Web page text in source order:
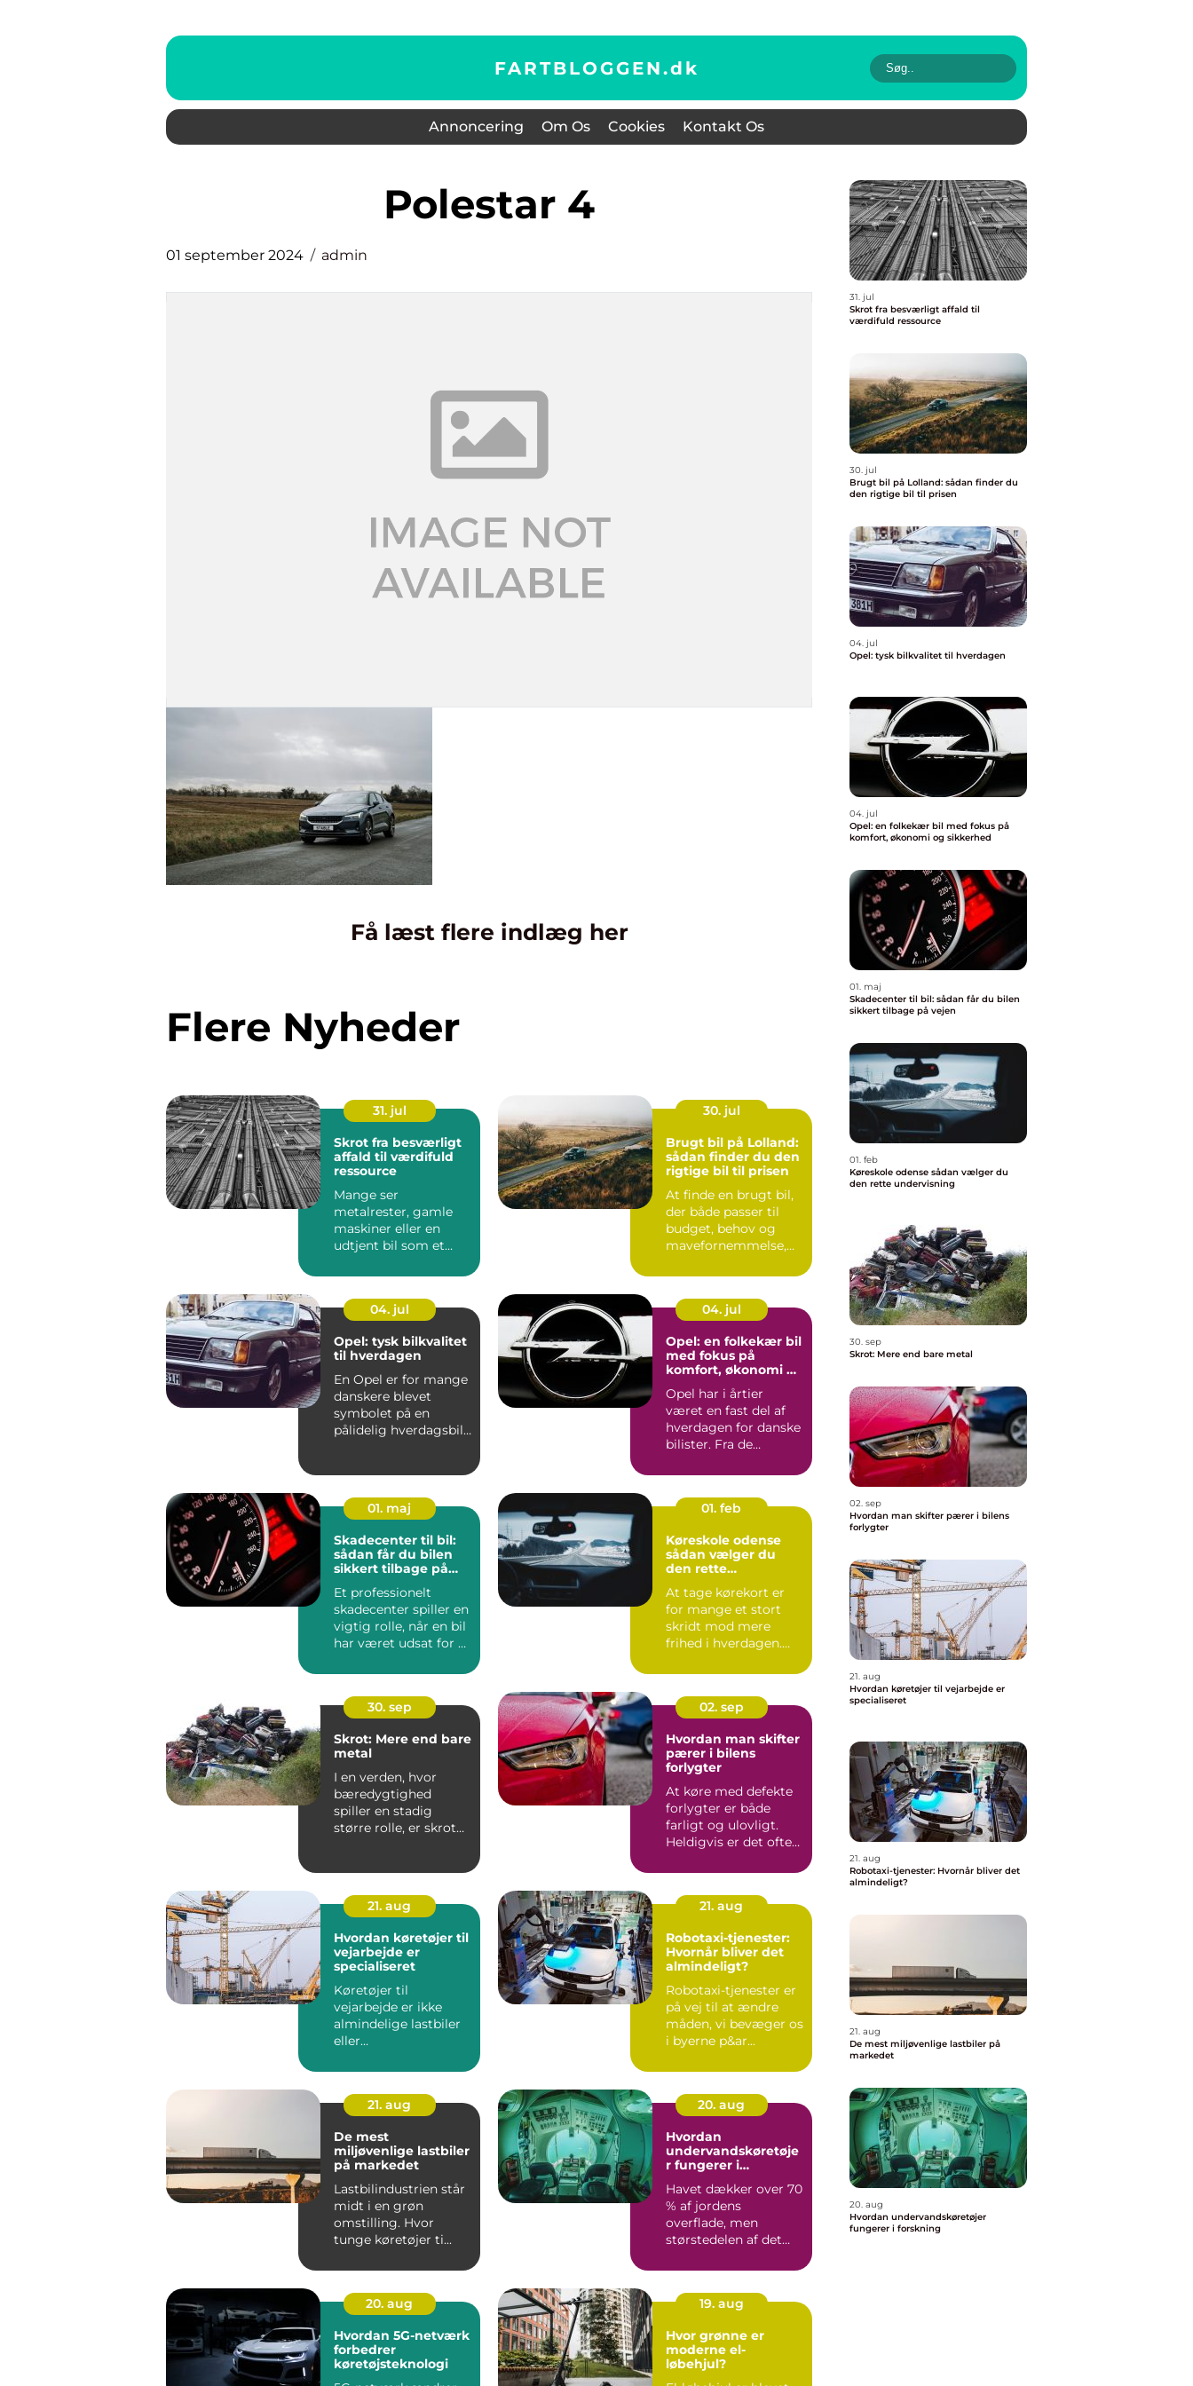
FARTBLOGGEN.dk
Annoncering Om Os Cookies Kontakt Os
Polestar 4
01 september 2024 admin
Få læst flere indlæg her
Flere Nyheder
31. jul
Skrot fra besværligt
affald til værdifuld
ressource
Mange ser
metalrester, gamle
maskiner eller en
udtjent bil som et
fylder op. Men s...
30. jul
Brugt bil på Lolland:
sådan finder du den
rigtige bil til prisen
At finde en brugt bil,
der både passer til
budget, behov og
mavefornemmelse,
04. jul
Opel: tysk bilkvalitet
til hverdagen
En Opel er for mange
danskere blevet
symbolet på en
pålidelig hverdagsbil,
04. jul
Opel: en folkekær bil
med fokus på
komfort, økonomi og
Opel har i årtier
været en fast del af
hverdagen for danske
bilister. Fra de
01. maj
Skadecenter til bil:
sådan får du bilen
sikkert tilbage på
Et professionelt
skadecenter spiller en
vigtig rolle, når en bil
har været udsat for et
01. feb
Køreskole odense
sådan vælger du
den rette
At tage kørekort er
for mange et stort
skridt mod mere
frihed i hverdagen.
har...
30. sep
Skrot: Mere end bare
metal
I en verden, hvor
bæredygtighed
spiller en stadig
større rolle, er skrot
02. sep
Hvordan man skifter
pærer i bilens
forlygter
At køre med defekte
forlygter er både
farligt og ulovligt.
Heldigvis er det ofte
21. aug
Hvordan køretøjer til
vejarbejde er
specialiseret
Køretøjer til
vejarbejde er ikke
almindelige lastbiler
eller
21. aug
Robotaxi-tjenester:
Hvornår bliver det
almindeligt?
Robotaxi-tjenester er
på vej til at ændre
måden, vi bevæger os
i byerne p&ar...
21. aug
De mest
miljøvenlige lastbiler
på markedet
Lastbilindustrien står
midt i en grøn
omstilling. Hvor
tunge køretøjer ti...
20. aug
Hvordan
undervandskøretøje
r fungerer i
Havet dækker over 70
% af jordens
overflade, men
størstedelen af det
20. aug
Hvordan 5G-netværk
forbedrer
køretøjsteknologi
19. aug
Hvor grønne er
moderne el-
løbehjul?
31. jul
Skrot fra besværligt affald til
værdifuld ressource
30. jul
Brugt bil på Lolland: sådan finder du
den rigtige bil til prisen
04. jul
Opel: tysk bilkvalitet til hverdagen
04. jul
Opel: en folkekær bil med fokus på
komfort, økonomi og sikkerhed
01. maj
Skadecenter til bil: sådan får du bilen
sikkert tilbage på vejen
01. feb
Køreskole odense sådan vælger du
den rette undervisning
30. sep
Skrot: Mere end bare metal
02. sep
Hvordan man skifter pærer i bilens
forlygter
21. aug
Hvordan køretøjer til vejarbejde er
specialiseret
21. aug
Robotaxi-tjenester: Hvornår bliver det
almindeligt?
21. aug
De mest miljøvenlige lastbiler på
markedet
20. aug
Hvordan undervandskøretøjer
fungerer i forskning